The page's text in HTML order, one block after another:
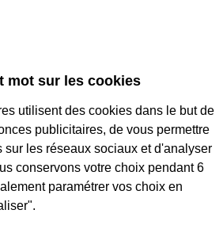
SANS DISCRIMINER
mot sur les cookies
utilisent des cookies dans le but de
publicitaires, de vous permettre
sur les réseaux sociaux et d'analyser
conservons votre choix pendant 6
paramétrer vos choix en